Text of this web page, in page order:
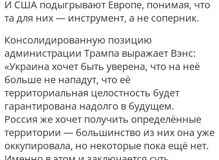
И США подыгрывают Европе, понимая, что
та для них — инструмент, а не соперник.
Консолидированную позицию
администрации Трампа выражает Вэнс:
«Украина хочет быть уверена, что на неё
больше не нападут, что её
территориальная целостность будет
гарантирована надолго в будущем.
Россия же хочет получить определённые
территории — большинство из них она уже
оккупировала, но некоторые пока ещё нет.